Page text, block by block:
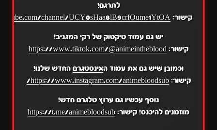
לתרגם!
קישור: channel/UCY0sHaa8lB9crfOume1YtOA
יש גם עמודטיקטוקשל רקי המגניב!
קישור: https://www.tiktok.com/@animeintheblood
וכמובן שיש גם את עמוד האינסטגרם החדש שלנו!
קישור:https://www.instagram.com/animebloodsub/
נוסף עכשיו גם ערוץטלגרםחדש!
מוזמנים להיכנס! קישור: https://t.me/animebloodsub